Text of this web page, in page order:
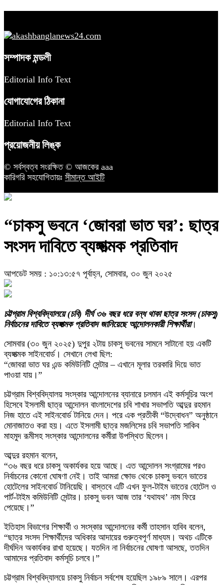
সম্পাদক মন্ডলী
Editorial Info Text
যোগাযোগের ঠিকানা
Editorial Info Text
প্রয়োজনীয় লিঙ্ক
© সর্বস্বত্ব সংরক্ষিত © আজকের aaa
কারিগরি সহযোগিতায়ঃ সীমান্ত আইটি
“চাকসু ভবনে ‘জোবরা ভাত ঘর’: ছাত্র
সংসদ দাবিতে ব্যঙ্গাত্মক প্রতিবাদ
আপডেট সময় : ১০:১৩:৫৭ পূর্বাহ্ন, সোমবার, ৩০ জুন ২০২৫
চট্টগ্রাম বিশ্ববিদ্যালয়ে (চবি) দীর্ঘ ৩৬ বছর ধরে বন্ধ থাকা ছাত্র সংসদ (চাকসু)
নির্বাচনের দাবিতে ব্যঙ্গাত্মক প্রতিবাদ জানিয়েছে আন্দোলনকারী শিক্ষার্থীরা।
সোমবার (৩০ জুন ২০২৫) দুপুর ২টায় চাকসু ভবনের সামনে সাটানো হয় একটি
ব্যঙ্গাত্মক সাইনবোর্ড। সেখানে লেখা ছিল:
“জোবরা ভাত ঘর এন্ড কমিউনিটি সেন্টার – এখানে মূলার তরকারি দিয়ে ভাত
পাওয়া যায়।”
চট্টগ্রাম বিশ্ববিদ্যালয় সংস্কার আন্দোলনের ব্যানারে চলমান এই কর্মসূচির অংশ
হিসেবে ইসলামী ছাত্র আন্দোলন বাংলাদেশের চবি শাখার সভাপতি আব্দুর রহমান
নিজ হাতে এই সাইনবোর্ড টানিয়ে দেন। পরে এক প্রতীকী “উদ্বোধন” অনুষ্ঠানে
মোনাজাতও করা হয়। এতে ইসলামী ছাত্র মজলিসের চবি সভাপতি সাকিব
মাহমুদ রূমীসহ সংস্কার আন্দোলনের কর্মীরা উপস্থিত ছিলেন।
আব্দুর রহমান বলেন,
“৩৬ বছর ধরে চাকসু অকার্যকর হয়ে আছে। এত আন্দোলন সংগ্রামের পরও
নির্বাচনের কোনো ঘোষণা নেই। তাই আমরা ক্ষোভ থেকে চাকসু ভবনে ভাতের
হোটেলের সাইনবোর্ড টানিয়েছি। বাস্তবে এটি এখন ফুল-টাইম ভাতের হোটেল ও
পার্ট-টাইম কমিউনিটি সেন্টার। চাকসু ভবন আজ তার ‘যথাযথ’ নাম ফিরে
পেয়েছে।”
ইতিহাস বিভাগের শিক্ষার্থী ও সংস্কার আন্দোলনের কর্মী তাহসান হাবিব বলেন,
“ছাত্র সংসদ শিক্ষার্থীদের অধিকার আদায়ের গুরুত্বপূর্ণ মাধ্যম। অথচ এটিকে
দীর্ঘদিন অকার্যকর রাখা হয়েছে। যতদিন না নির্বাচনের ঘোষণা আসছে, ততদিন
আমাদের প্রতিবাদ কর্মসূচি চলবে।”
চট্টগ্রাম বিশ্ববিদ্যালয়ে চাকসু নির্বাচন সর্বশেষ হয়েছিল ১৯৮৯ সালে। এরপর